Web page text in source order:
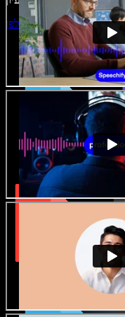
התחילו ליצור באולפן